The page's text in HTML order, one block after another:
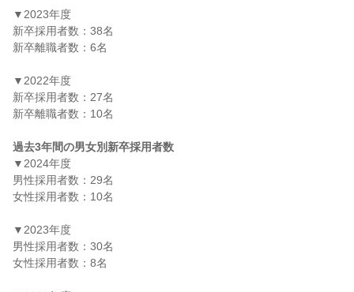
▼2023年度
新卒採用者数：38名
新卒離職者数：6名
▼2022年度
新卒採用者数：27名
新卒離職者数：10名
過去3年間の男女別新卒採用者数
▼2024年度
男性採用者数：29名
女性採用者数：10名
▼2023年度
男性採用者数：30名
女性採用者数：8名